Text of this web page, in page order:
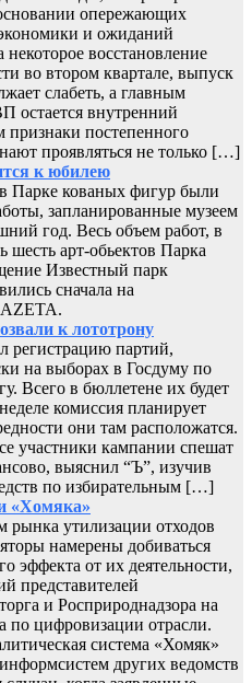
опережающих
и ожиданий
восстановление
во втором квартале, выпуск
слабеть, а главным
остается внутренний
постепенного
проявляться не только […]
к юбилею
Парке кованых фигур были
запланированные музеем
год. Весь объем работ, в
шесть арт-обьектов Парка
Известный парк
сначала на
к лототрону
регистрацию партий,
на выборах в Госдуму по
Всего в бюллетене их будет
комиссия планирует
они там расположатся.
участники кампании спешат
выяснил “Ъ”, изучив
по избирательным […]
«Хомяка»
рынка утилизации отходов
намерены добиваться
эффекта от их деятельности,
представителей
и Росприроднадзора на
по цифровизации отрасли.
система «Хомяк»
других ведомств